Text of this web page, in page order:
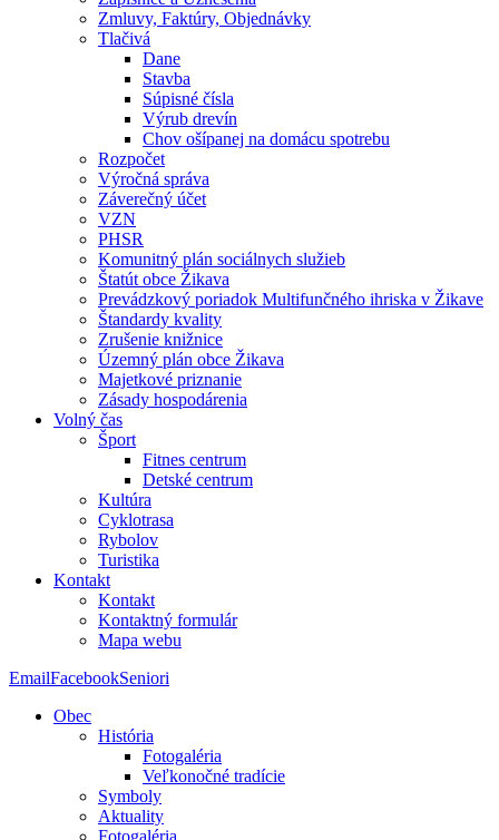
Zmluvy, Faktúry, Objednávky
Tlačivá
Dane
Stavba
Súpisné čísla
Výrub drevín
Chov ošípanej na domácu spotrebu
Rozpočet
Výročná správa
Záverečný účet
VZN
PHSR
Komunitný plán sociálnych služieb
Štatút obce Žikava
Prevádzkový poriadok Multifunčného ihriska v Žikave
Štandardy kvality
Zrušenie knižnice
Územný plán obce Žikava
Majetkové priznanie
Zásady hospodárenia
Volný čas
Šport
Fitnes centrum
Detské centrum
Kultúra
Cyklotrasa
Rybolov
Turistika
Kontakt
Kontakt
Kontaktný formulár
Mapa webu
EmailFacebookSeniori
Obec
História
Fotogaléria
Veľkonočné tradície
Symboly
Aktuality
Fotogaléria